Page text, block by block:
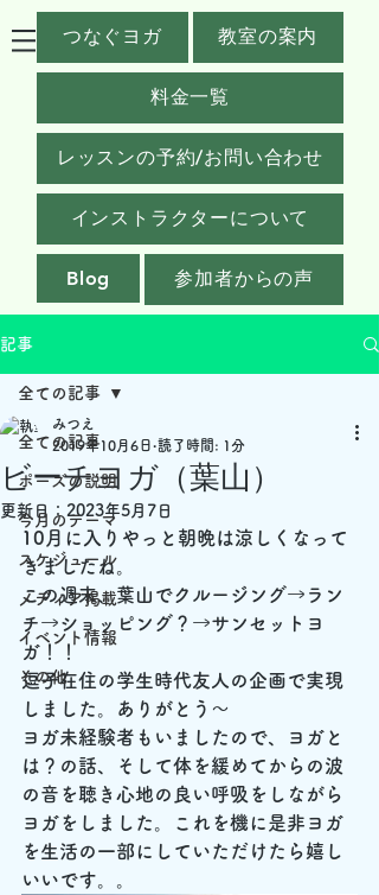
つなぐヨガ 教室の案内
料金一覧
レッスンの予約/お問い合わせ
インストラクターについて
Blog 参加者からの声
記事
全ての記事
ポーズの説明
今月のテーマ
スケジュール
メディア掲載
イベント情報
その他
全ての記事
ビーチヨガ（葉山）
みつえ
2019年10月6日 読了時間: 1分
更新日： 2023年5月7日
10月に入りやっと朝晩は涼しくなって
きましたね。
この週末、葉山でクルージング→ラン
チ→ショッピング？→サンセットヨ
ガ！！
逗子在住の学生時代友人の企画で実現
しました。ありがとう～
ヨガ未経験者もいましたので、ヨガと
は？の話、そして体を緩めてからの波
の音を聴き心地の良い呼吸をしながら
ヨガをしました。これを機に是非ヨガ
を生活の一部にしていただけたら嬉し
いいです。。